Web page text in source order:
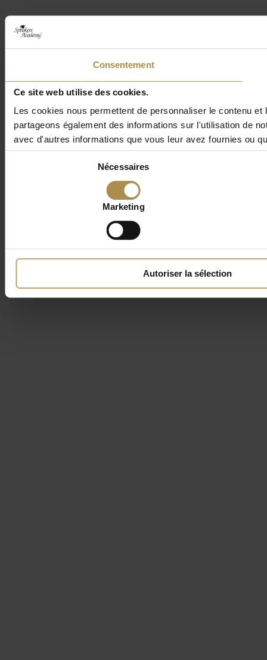
Consentement
Ce site web utilise des cookies.
Les cookies nous permettent de personnaliser le contenu
partageons également des informations sur l'utilisation de
avec d'autres informations que vous leur avez fournies ou
Nécessaires
Marketing
Autoriser la sélection